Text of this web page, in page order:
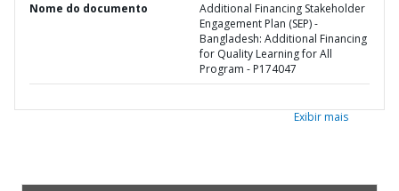
Nome do documento
Additional Financing Stakeholder
Engagement Plan (SEP) -
Bangladesh: Additional Financing
for Quality Learning for All
Program - P174047
Exibir mais